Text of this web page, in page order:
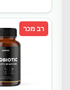
רב מכר